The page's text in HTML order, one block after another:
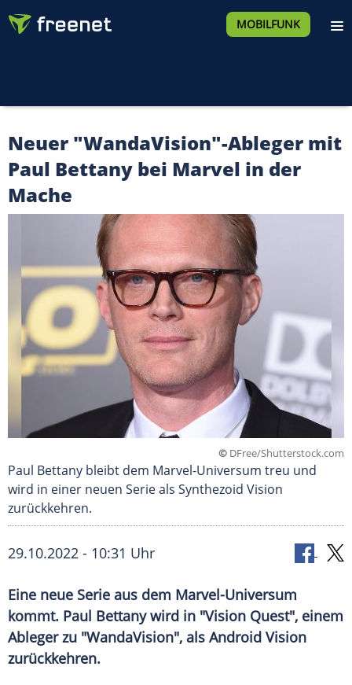
MOBILFUNK
Neuer "WandaVision"-Ableger mit
Paul Bettany bei Marvel in der
Mache
© DFree/Shutterstock.com
Paul Bettany bleibt dem Marvel-Universum treu und
wird in einer neuen Serie als Synthezoid Vision
zurückkehren.
29.10.2022 - 10:31 Uhr
Eine neue Serie aus dem Marvel-Universum
kommt. Paul Bettany wird in "Vision Quest", einem
Ableger zu "WandaVision", als Android Vision
zurückkehren.